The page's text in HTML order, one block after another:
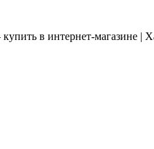
в интернет-магазине |